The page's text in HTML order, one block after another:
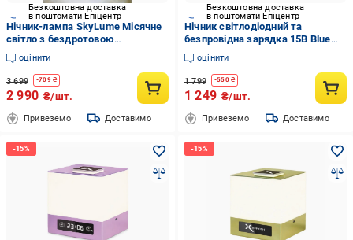
Безкоштовна доставка
в поштомати Епіцентр
Нічник-лампа SkyLume Місячне
світло з бездротовою
зарядкою/bluetooth колонкою/
аромадифузором/бездротова
зарядка 15W Червоний
(2835160251)
оцінити
3 699 -709₴
2 990 ₴/шт.
Привеземо Доставимо
Безкоштовна доставка
в поштомати Епіцентр
Нічник світлодіодний та
безпровідна зарядка 15В Blue
(2473392952)
оцінити
1 799 -550₴
1 249 ₴/шт.
Привеземо Доставимо